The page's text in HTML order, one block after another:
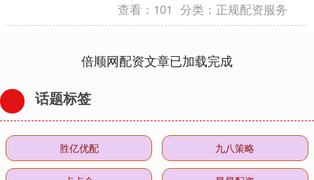
查看： 101 分类： 正规配资服务
倍顺网配资文章已加载完成
话题标签
胜亿优配 九八策略